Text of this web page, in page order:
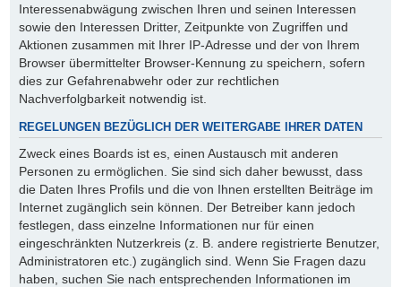
Interessenabwägung zwischen Ihren und seinen Interessen
sowie den Interessen Dritter, Zeitpunkte von Zugriffen und
Aktionen zusammen mit Ihrer IP-Adresse und der von Ihrem
Browser übermittelter Browser-Kennung zu speichern, sofern
dies zur Gefahrenabwehr oder zur rechtlichen
Nachverfolgbarkeit notwendig ist.
REGELUNGEN BEZÜGLICH DER WEITERGABE IHRER DATEN
Zweck eines Boards ist es, einen Austausch mit anderen
Personen zu ermöglichen. Sie sind sich daher bewusst, dass
die Daten Ihres Profils und die von Ihnen erstellten Beiträge im
Internet zugänglich sein können. Der Betreiber kann jedoch
festlegen, dass einzelne Informationen nur für einen
eingeschränkten Nutzerkreis (z. B. andere registrierte Benutzer,
Administratoren etc.) zugänglich sind. Wenn Sie Fragen dazu
haben, suchen Sie nach entsprechenden Informationen im